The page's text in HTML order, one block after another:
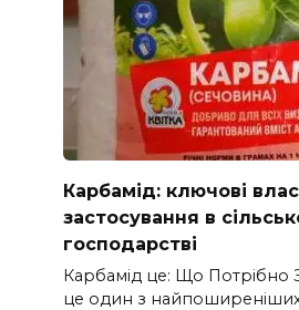
Карбамід: ключові
застосування в
господарстві
Карбамід це: Що Потрібно
це один з